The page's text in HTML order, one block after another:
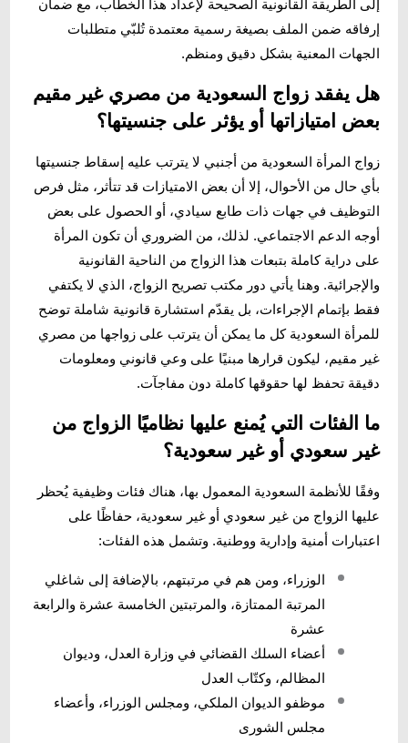
إلى الطريقة القانونية الصحيحة لإعداد هذا الخطاب، مع ضمان
إرفاقه ضمن الملف بصيغة رسمية معتمدة تُلبّي متطلبات
الجهات المعنية بشكل دقيق ومنظم.
هل يفقد زواج السعودية من مصري غير مقيم
بعض امتيازاتها أو يؤثر على جنسيتها؟
زواج المرأة السعودية من أجنبي لا يترتب عليه إسقاط جنسيتها
بأي حال من الأحوال، إلا أن بعض الامتيازات قد تتأثر، مثل فرص
التوظيف في جهات ذات طابع سيادي، أو الحصول على بعض
أوجه الدعم الاجتماعي. لذلك، من الضروري أن تكون المرأة
على دراية كاملة بتبعات هذا الزواج من الناحية القانونية
والإجرائية. وهنا يأتي دور مكتب تصريح الزواج، الذي لا يكتفي
فقط بإتمام الإجراءات، بل يقدّم استشارة قانونية شاملة توضح
للمرأة السعودية كل ما يمكن أن يترتب على زواجها من مصري
غير مقيم، ليكون قرارها مبنيًا على وعي قانوني ومعلومات
دقيقة تحفظ لها حقوقها كاملة دون مفاجآت.
ما الفئات التي يُمنع عليها نظاميًا الزواج من
غير سعودي أو غير سعودية؟
وفقًا للأنظمة السعودية المعمول بها، هناك فئات وظيفية يُحظر
عليها الزواج من غير سعودي أو غير سعودية، حفاظًا على
اعتبارات أمنية وإدارية ووطنية. وتشمل هذه الفئات:
الوزراء، ومن هم في مرتبتهم، بالإضافة إلى شاغلي
المرتبة الممتازة، والمرتبتين الخامسة عشرة والرابعة
عشرة
أعضاء السلك القضائي في وزارة العدل، وديوان
المظالم، وكتّاب العدل
موظفو الديوان الملكي، ومجلس الوزراء، وأعضاء
مجلس الشورى